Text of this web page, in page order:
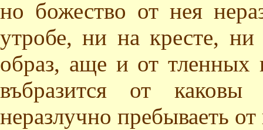
но божество от нея
утробе, ни на кресте,
образ, аще и от тленных
въбразится от
неразлучно пребываеть от